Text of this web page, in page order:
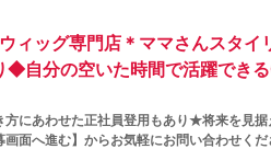
ィッグ専門店＊ママさんスタ
◆自分の空いた時間で活躍でき
方にあわせた正社員登用もあり★将来を見
画面へ進む】からお気軽にお問い合わせく